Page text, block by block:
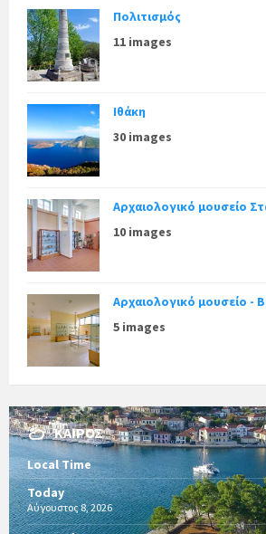
Πολιτισμός
11 images
Ιθάκη
30 images
Αρχαιολογικό μουσείο
10 images
Αρχαιολογικό μουσείο -
5 images
ΚΑΙΡΌΣ
Local Time
Today
Αύγουστος 8, 2026